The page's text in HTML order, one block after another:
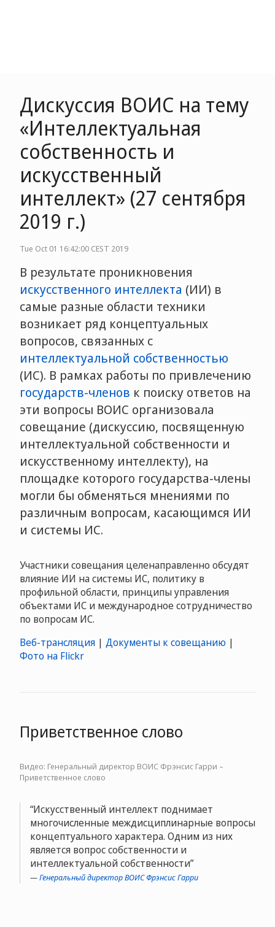
Дискуссия ВОИС на тему
«Интеллектуальная
собственность и
искусственный
интеллект» (27 сентября
2019 г.)
Tue Oct 01 16:42:00 CEST 2019
В результате проникновения
искусственного интеллекта (ИИ) в
самые разные области техники
возникает ряд концептуальных
вопросов, связанных с
интеллектуальной собственностью
(ИС). В рамках работы по привлечению
государств-членов к поиску ответов на
эти вопросы ВОИС организовала
совещание (дискуссию, посвященную
интеллектуальной собственности и
искусственному интеллекту), на
площадке которого государства-члены
могли бы обменяться мнениями по
различным вопросам, касающимся ИИ
и системы ИС.
Участники совещания целенаправленно обсудят
влияние ИИ на системы ИС, политику в
профильной области, принципы управления
объектами ИС и международное сотрудничество
по вопросам ИС.
Веб-трансляция | Документы к совещанию |
Фото на Flickr
Приветственное слово
Видео: Генеральный директор ВОИС Фрэнсис Гарри –
Приветственное слово
Искусственный интеллект поднимает
многочисленные междисциплинарные вопросы
концептуального характера. Одним из них
является вопрос собственности и
интеллектуальной собственности
Генеральный директор ВОИС Фрэнсис Гарри